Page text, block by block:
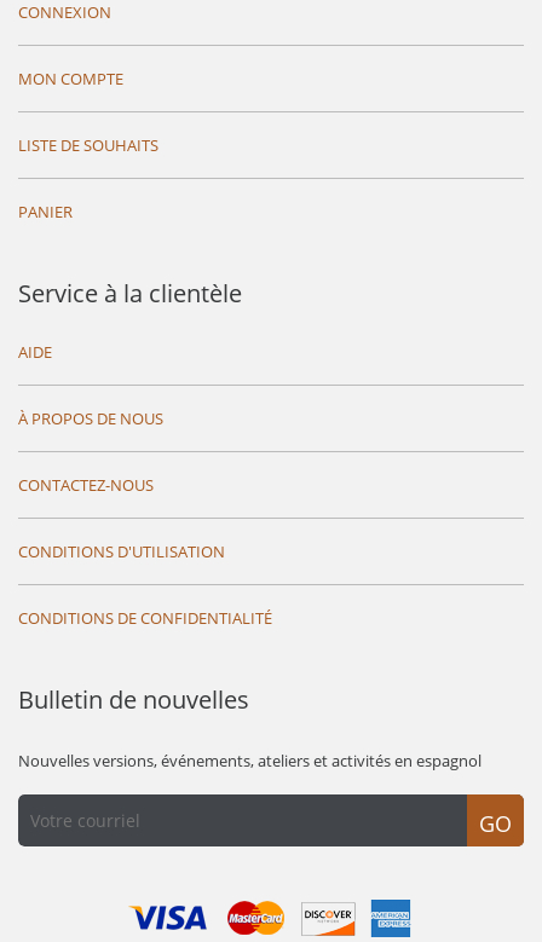
CONNEXION
MON COMPTE
LISTE DE SOUHAITS
PANIER
Service à la clientèle
AIDE
À PROPOS DE NOUS
CONTACTEZ-NOUS
CONDITIONS D'UTILISATION
CONDITIONS DE CONFIDENTIALITÉ
Bulletin de nouvelles
Nouvelles versions, événements, ateliers et activités en espagnol
GO